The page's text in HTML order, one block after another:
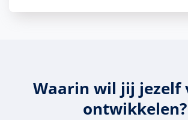
Waarin wil jij jezelf
ontwikkelen?